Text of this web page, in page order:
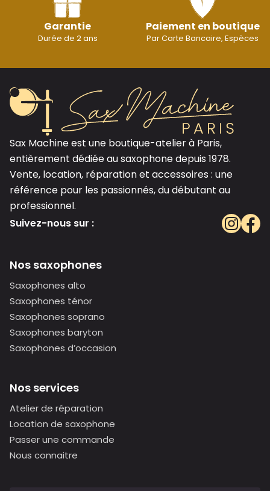
Garantie
Durée de 2 ans
Paiement en boutique
Par Carte Bancaire, Espèces
Sax Machine est une boutique-atelier à Paris,
entièrement dédiée au saxophone depuis 1978.
Vente, location, réparation et accessoires : une
référence pour les passionnés, du débutant au
professionnel.
Suivez-nous sur :
Nos saxophones
Saxophones alto
Saxophones ténor
Saxophones soprano
Saxophones baryton
Saxophones d’occasion
Nos services
Atelier de réparation
Location de saxophone
Passer une commande
Nous connaitre